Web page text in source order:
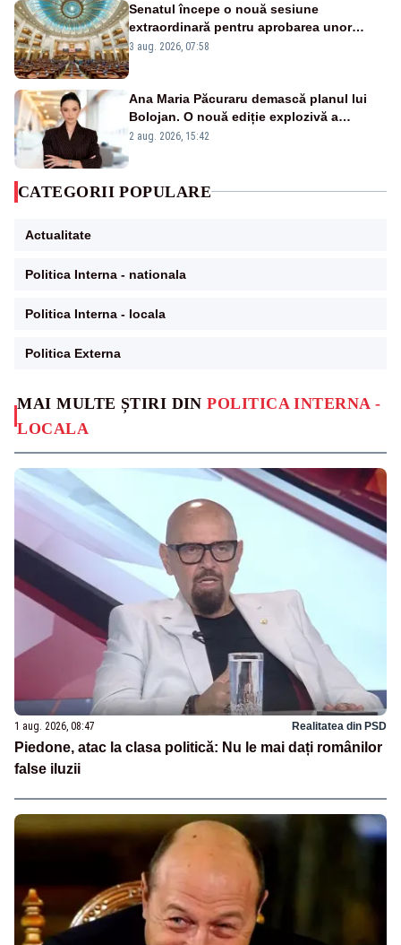
MAI MULTE ȘTIRI DINPOLITICA INTERNA -
LOCALA
1 aug. 2026, 08:47 Realitatea din PSD
Piedone, atac la clasa politică: Nu le mai dați românilor
false iluzii
Senatul începe o nouă sesiune
extraordinară pentru aprobarea unor
jaloane din PNRR
3 aug. 2026, 07:58
Ana Maria Păcuraru demască planul lui
Bolojan. O nouă ediție explozivă a
emisiunii „Miza Zilei” la Realitatea PLUS
2 aug. 2026, 15:42
CATEGORII POPULARE
Actualitate
Politica Interna - nationala
Politica Interna - locala
Politica Externa